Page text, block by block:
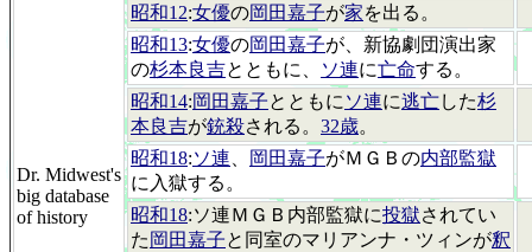
Dr. Midwest's
big database
of history
昭和12:女優の岡田嘉子が家を出る。
昭和13:女優の岡田嘉子が、新協劇団演出家
の杉本良吉とともに、 ソ連に亡命する。
昭和14:岡田嘉子とともに ソ連に逃亡した杉
本良吉が銃殺される。 32歳。
昭和18:ソ連 岡田嘉子がＭＧＢの内部監獄
に入獄する。
昭和18:ソ連ＭＧＢ内部監獄に投獄されてい
た 岡田嘉子と同室のマリアンナ・ツィンが釈